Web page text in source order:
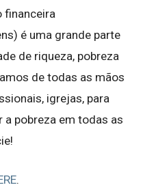
financeira
é uma grande parte
de riqueza, pobreza
de todas as mãos
igrejas, para
a pobreza em todas as
.